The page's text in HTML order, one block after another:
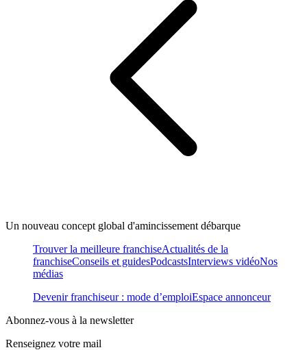
Un nouveau concept global d'amincissement débarque
Trouver la meilleure franchiseActualités de la
franchiseConseils et guidesPodcastsInterviews vidéoNos
médias
Devenir franchiseur : mode d’emploiEspace annonceur
Abonnez-vous à la newsletter
Renseignez votre mail